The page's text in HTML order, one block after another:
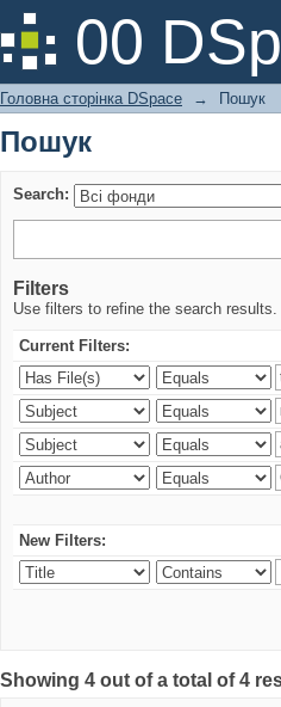
00
Пошук
Головна сторінка DSpace → Пошук
Пошук
Search:
Filters
Use filters to refine the search results.
Current Filters:
New Filters:
Showing 4 out of a total of 4